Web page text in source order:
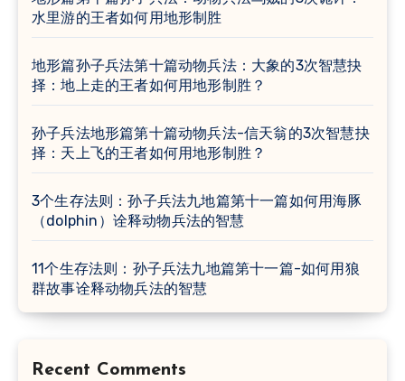
水里游的王者如何用地形制胜
地形篇孙子兵法第十篇动物兵法：大象的3次智慧抉
择：地上走的王者如何用地形制胜？
孙子兵法地形篇第十篇动物兵法-信天翁的3次智慧抉
择：天上飞的王者如何用地形制胜？
3个生存法则：孙子兵法九地篇第十一篇如何用海豚
（dolphin）诠释动物兵法的智慧
11个生存法则：孙子兵法九地篇第十一篇-如何用狼
群故事诠释动物兵法的智慧
Recent Comments